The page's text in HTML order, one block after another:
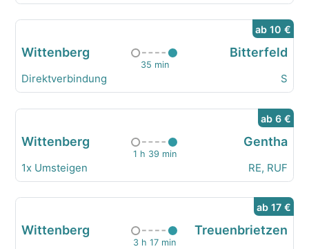
ab 10 €
Wittenberg
35 min
Bitterfeld
Direktverbindung S
ab 6 €
Wittenberg
1 h 39 min
Gentha
1x Umsteigen RE, RUF
ab 17 €
Wittenberg
3 h 17 min
Treuenbrietzen